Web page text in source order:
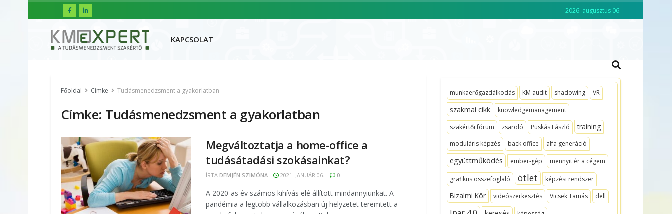
2026. augusztus 06.
VEZETŐKÉPZÉS
KAPCSOLAT
Főoldal Címke Tudásmenedzsment a gyakorlatban
Címke: Tudásmenedzsment a gyakorlatban
Megváltoztatja a home-office a
tudásátadási szokásainkat?
ÍRTA DEMJÉN SZIMÓNA 2021. JANUÁR 06. 0
A 2020-as év számos kihívás elé állított mindannyiunkat. A
pandémia a legtöbb vállalkozásban új helyzetet teremtett a
munkaerőgazdálkodás KM audit shadowing VR
szakmai cikk
knowledgemanagement
szakértői fórum
zsaroló Puskás László training
moduláris képzés back office alfa generáció
együttműködés ember-gép mennyit ér a cégem
grafikus összefoglaló ötlet képzési rendszer
Bizalmi Kör videószerkesztés Vicsek Tamás dell